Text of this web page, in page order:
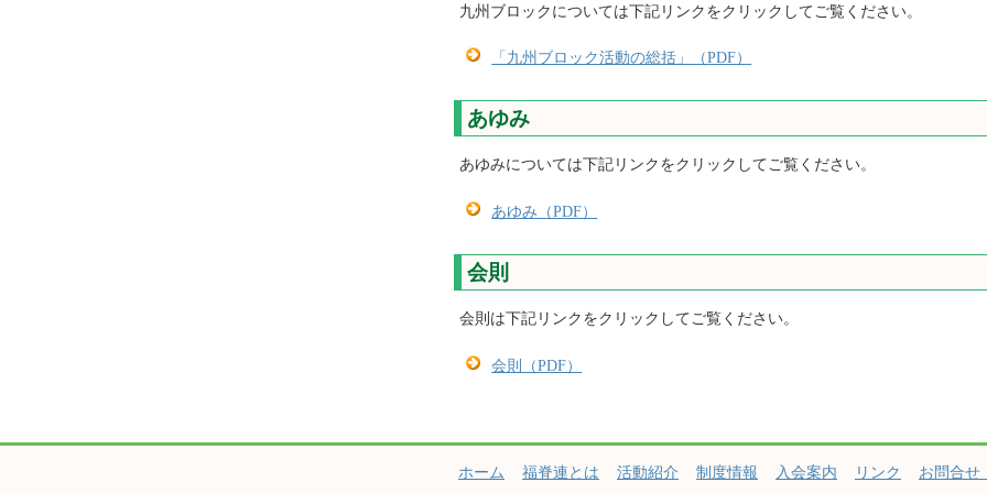
九州ブロックについては下記リンクをクリックしてご覧ください。
「九州ブロック活動の総括」（PDF）
あゆみ
あゆみについては下記リンクをクリックしてご覧ください。
あゆみ（PDF）
会則
会則は下記リンクをクリックしてご覧ください。
会則（PDF）
ホーム 福脊連とは 活動紹介 制度情報 入会案内 リンク お問合せ